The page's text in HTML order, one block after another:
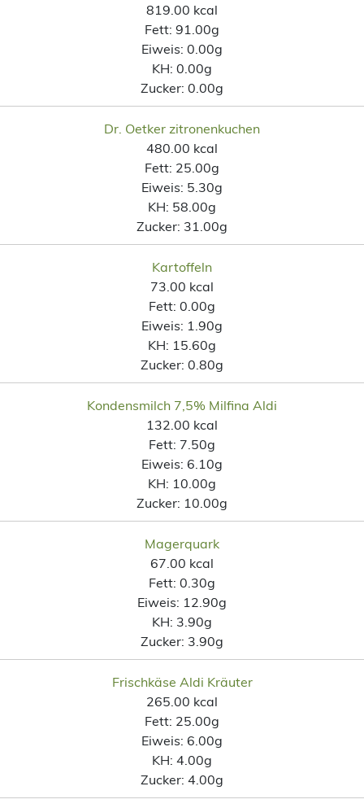
819.00 kcal
Fett: 91.00g
Eiweis: 0.00g
KH: 0.00g
Zucker: 0.00g
Dr. Oetker zitronenkuchen
480.00 kcal
Fett: 25.00g
Eiweis: 5.30g
KH: 58.00g
Zucker: 31.00g
Kartoffeln
73.00 kcal
Fett: 0.00g
Eiweis: 1.90g
KH: 15.60g
Zucker: 0.80g
Kondensmilch 7,5% Milfina Aldi
132.00 kcal
Fett: 7.50g
Eiweis: 6.10g
KH: 10.00g
Zucker: 10.00g
Magerquark
67.00 kcal
Fett: 0.30g
Eiweis: 12.90g
KH: 3.90g
Zucker: 3.90g
Frischkäse Aldi Kräuter
265.00 kcal
Fett: 25.00g
Eiweis: 6.00g
KH: 4.00g
Zucker: 4.00g